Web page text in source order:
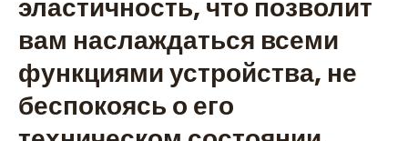
эластичность, что позволит
вам наслаждаться всеми
функциями устройства, не
беспокоясь о его